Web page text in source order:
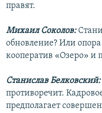
правят.
Михаил Соколов:
обновление? Или
кооператив «Озеро» и
Станислав Белковский:
противоречит.
предполагает